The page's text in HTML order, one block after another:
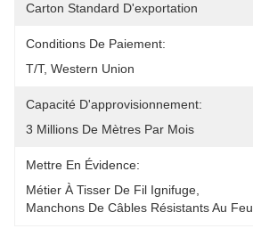
Carton Standard D'exportation
Conditions De Paiement:
T/T, Western Union
Capacité D'approvisionnement:
3 Millions De Mètres Par Mois
Mettre En Évidence:
Métier À Tisser De Fil Ignifuge
Manchons De Câbles Résistants Au Feu